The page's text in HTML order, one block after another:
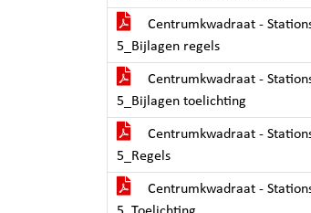
Centrumkwadraat -
5_Bijlagen regels
Centrumkwadraat -
5_Bijlagen toelichting
Centrumkwadraat -
5_Regels
Centrumkwadraat -